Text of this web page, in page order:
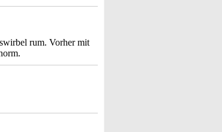
rum. Vorher mit